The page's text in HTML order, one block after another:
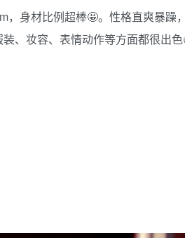
身材比例超棒🤩。性格直爽暴躁
、妆容、表情动作等方面都很出